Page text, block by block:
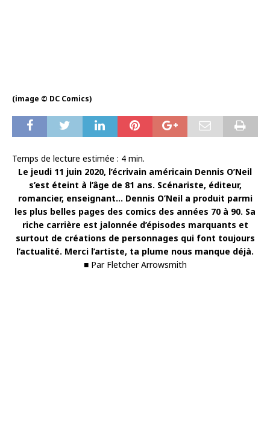
(image © DC Comics)
Temps de lecture estimée : 4 min.
Le jeudi 11 juin 2020, l’écrivain américain Dennis O’Neil
s’est éteint à l’âge de 81 ans. Scénariste, éditeur,
romancier, enseignant… Dennis O’Neil a produit parmi
les plus belles pages des comics des années 70 à 90. Sa
riche carrière est jalonnée d’épisodes marquants et
surtout de créations de personnages qui font toujours
l’actualité. Merci l’artiste, ta plume nous manque déjà.
■ Par Fletcher Arrowsmith